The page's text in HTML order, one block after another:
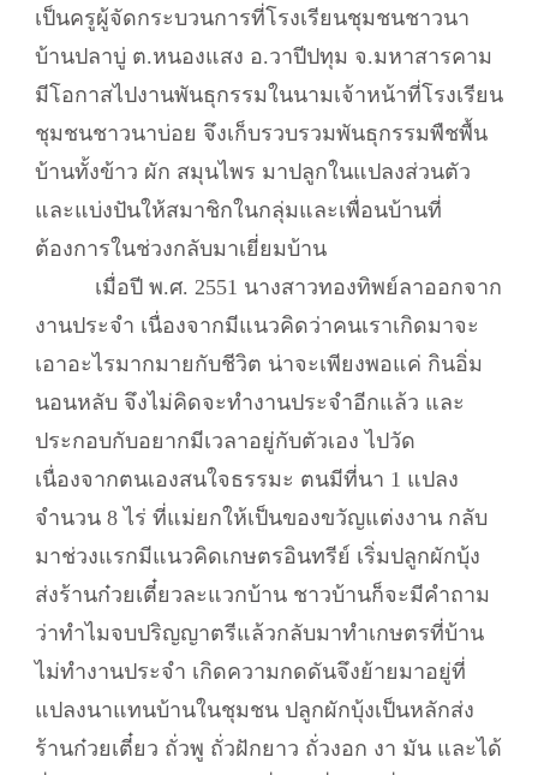
เป็นครูผู้จัดกระบวนการที่โรงเรียนชุมชนชาวนา
บ้านปลาบู่ ต.หนองแสง อ.วาปีปทุม จ.มหาสารคาม
มีโอกาสไปงานพันธุกรรมในนามเจ้าหน้าที่โรงเรียน
ชุมชนชาวนาบ่อย จึงเก็บรวบรวมพันธุกรรมพืชพื้น
บ้านทั้งข้าว ผัก สมุนไพร มาปลูกในแปลงส่วนตัว
และแบ่งปันให้สมาชิกในกลุ่มและเพื่อนบ้านที่
ต้องการในช่วงกลับมาเยี่ยมบ้าน
เมื่อปี พ.ศ. 2551 นางสาวทองทิพย์ลาออกจาก
งานประจำ เนื่องจากมีแนวคิดว่าคนเราเกิดมาจะ
เอาอะไรมากมายกับชีวิต น่าจะเพียงพอแค่ กินอิ่ม
นอนหลับ จึงไม่คิดจะทำงานประจำอีกแล้ว และ
ประกอบกับอยากมีเวลาอยู่กับตัวเอง ไปวัด
เนื่องจากตนเองสนใจธรรมะ ตนมีที่นา 1 แปลง
จำนวน 8 ไร่ ที่แม่ยกให้เป็นของขวัญแต่งงาน กลับ
มาช่วงแรกมีแนวคิดเกษตรอินทรีย์ เริ่มปลูกผักบุ้ง
ส่งร้านก๋วยเตี๋ยวละแวกบ้าน ชาวบ้านก็จะมีคำถาม
ว่าทำไมจบปริญญาตรีแล้วกลับมาทำเกษตรที่บ้าน
ไม่ทำงานประจำ เกิดความกดดันจึงย้ายมาอยู่ที่
แปลงนาแทนบ้านในชุมชน ปลูกผักบุ้งเป็นหลักส่ง
ร้านก๋วยเตี๋ยว ถั่วพู ถั่วฝักยาว ถั่วงอก งา มัน และได้